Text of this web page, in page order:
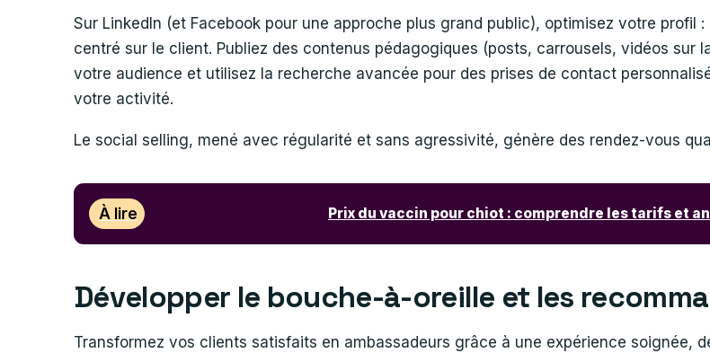
Sur LinkedIn (et Facebook pour une approche plus grand public), optimisez votre
centré sur le client. Publiez des contenus pédagogiques (posts, carrousels, vidéos
votre audience et utilisez la recherche avancée pour des prises de contact
votre activité.
Le social selling, mené avec régularité et sans agressivité, génère des rendez-vous
À lire Prix du vaccin pour chiot : comprendre les tarifs et
Développer le bouche-à-oreille et les
Transformez vos clients satisfaits en ambassadeurs grâce à une expérience soignée,